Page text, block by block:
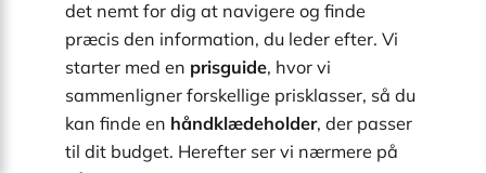
det nemt for dig at navigere og finde
præcis den information, du leder efter. Vi
starter med en prisguide, hvor vi
sammenligner forskellige prisklasser, så du
kan finde en håndklædeholder, der passer
til dit budget. Herefter ser vi nærmere på